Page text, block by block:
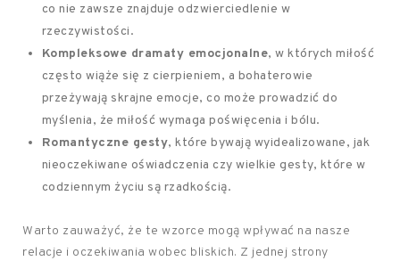
co nie zawsze znajduje odzwierciedlenie w
rzeczywistości.
Kompleksowe dramaty emocjonalne, w których miłość
często wiąże się z cierpieniem, a bohaterowie
przeżywają skrajne emocje, co może prowadzić do
myślenia, że miłość wymaga poświęcenia i bólu.
Romantyczne gesty, które bywają wyidealizowane, jak
nieoczekiwane oświadczenia czy wielkie gesty, które w
codziennym życiu są rzadkością.
Warto zauważyć, że te wzorce mogą wpływać na nasze
relacje i oczekiwania wobec bliskich. Z jednej strony